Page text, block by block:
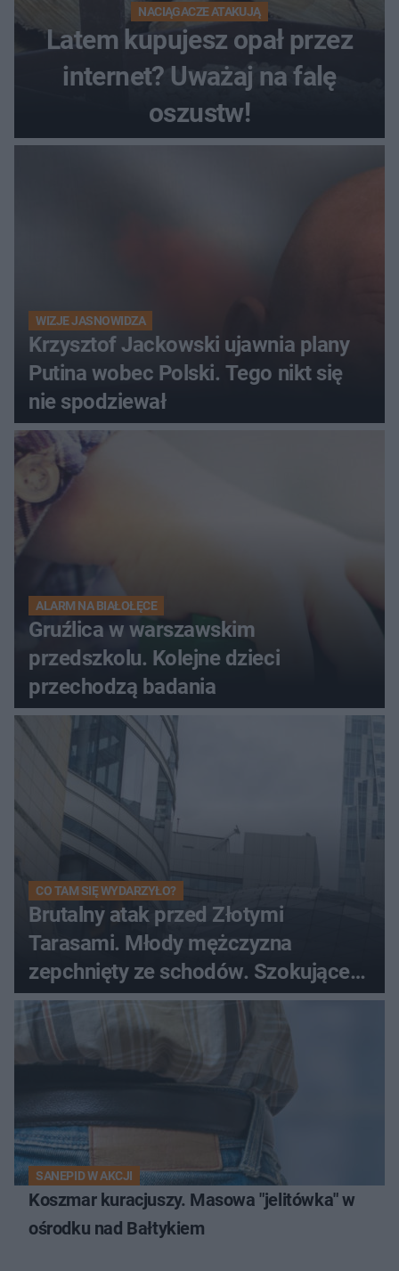
NACIĄGACZE ATAKUJĄ
Latem kupujesz opał przez
internet? Uważaj na falę
oszustw!
WIZJE JASNOWIDZA
Krzysztof Jackowski ujawnia plany
Putina wobec Polski. Tego nikt się
nie spodziewał
ALARM NA BIAŁOŁĘCE
Gruźlica w warszawskim
przedszkolu. Kolejne dzieci
przechodzą badania
CO TAM SIĘ WYDARZYŁO?
Brutalny atak przed Złotymi
Tarasami. Młody mężczyzna
zepchnięty ze schodów. Szokujące
nagranie krąży po sieci
SANEPID W AKCJI
Koszmar kuracjuszy. Masowa "jelitówka" w
ośrodku nad Bałtykiem